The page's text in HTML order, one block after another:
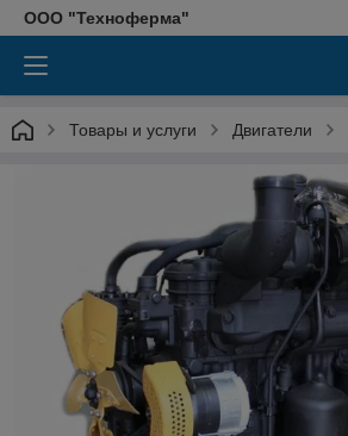
ООО "Техноферма"
Товары и услуги Двигатели